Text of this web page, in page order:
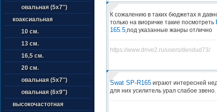
овальная (5х7'')
коаксиальная
10 см.
13 см.
16,5 см.
20 см.
овальная (5х7'')
овальная (6х9'')
высокочастотная
К сожалению в таких бюджетах я
только на виоричке такие посмотреть
165.5,под указанные жанры отлично
https://www.drive2.ru/users/dendud73/
Swat SP-R165играют интересней
для них усилитель урал слабое звено.